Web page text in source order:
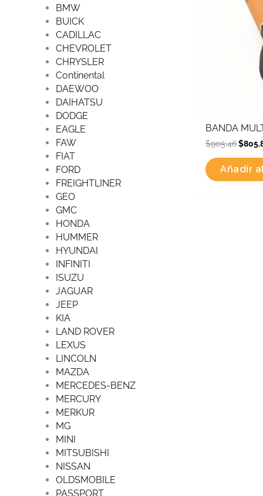
BMW
BUICK
CADILLAC
CHEVROLET
CHRYSLER
Continental
DAEWOO
DAIHATSU
DODGE
EAGLE
FAW
FIAT
FORD
FREIGHTLINER
GEO
GMC
HONDA
HUMMER
HYUNDAI
INFINITI
ISUZU
JAGUAR
JEEP
KIA
LAND ROVER
LEXUS
LINCOLN
MAZDA
MERCEDES-BENZ
MERCURY
MERKUR
MG
MINI
MITSUBISHI
NISSAN
OLDSMOBILE
PASSPORT
BANDA
$905.46$
Añadir